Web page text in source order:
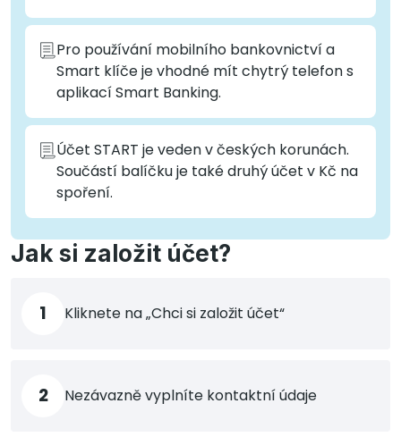
Pro používání mobilního bankovnictví a
Smart klíče je vhodné mít chytrý telefon s
aplikací Smart Banking.
Účet START je veden v českých korunách.
Součástí balíčku je také druhý účet v Kč na
spoření.
Jak si založit účet?
1 Kliknete na „Chci si založit účet“
2 Nezávazně vyplníte kontaktní údaje